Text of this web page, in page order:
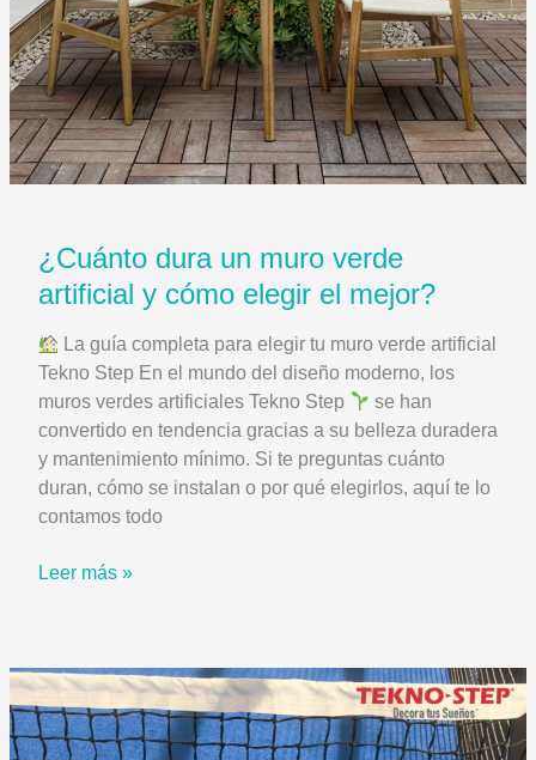
¿Cuánto dura un muro verde
artificial y cómo elegir el mejor?
La guía completa para elegir tu muro verde artificial
Tekno Step En el mundo del diseño moderno, los
muros verdes artificiales Tekno Step
se han
convertido en tendencia gracias a su belleza duradera
y mantenimiento mínimo. Si te preguntas cuánto
duran, cómo se instalan o por qué elegirlos, aquí te lo
contamos todo
¿Cuánto
verde
artificial
y
Leer más »